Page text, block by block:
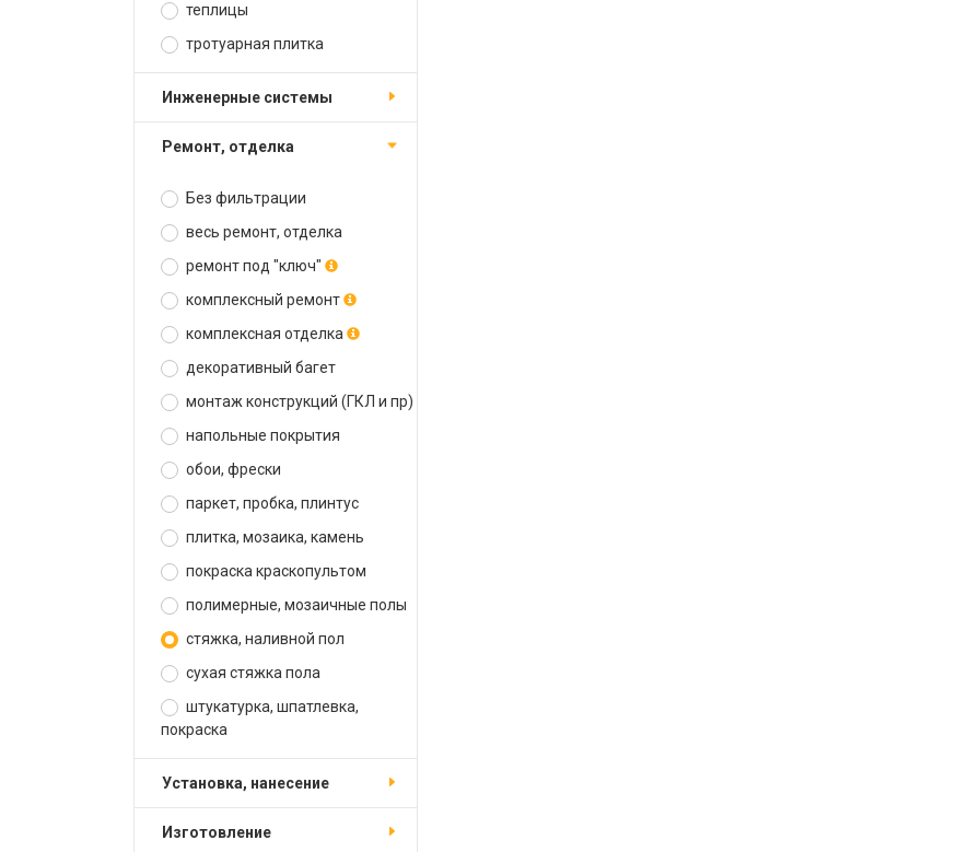
теплицы
тротуарная плитка
инженерные системы
ремонт, отделка
Без фильтрации
весь ремонт, отделка
ремонт под "ключ"
комплексный ремонт
комплексная отделка
декоративный багет
монтаж конструкций (ГКЛ и пр)
напольные покрытия
обои, фрески
паркет, пробка, плинтус
плитка, мозаика, камень
покраска краскопультом
полимерные, мозаичные полы
стяжка, наливной пол
сухая стяжка пола
штукатурка, шпатлевка,
покраска
установка, нанесение
изготовление